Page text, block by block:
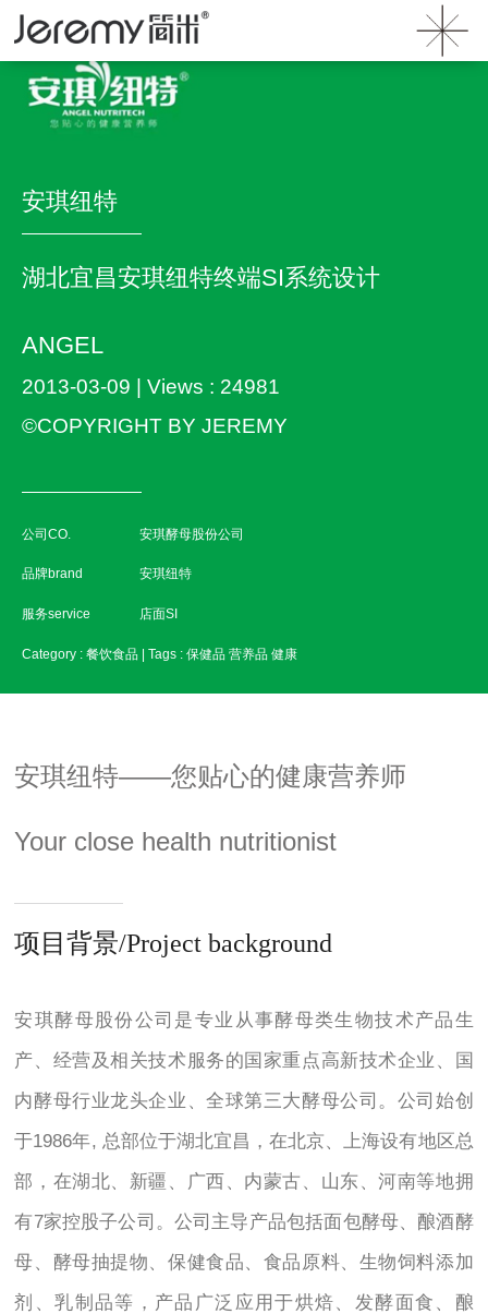
》 安琪纽特
安琪纽特
湖北宜昌安琪纽特终端SI系统设计
ANGEL
2013-03-09 | Views : 24981
©COPYRIGHT BY JEREMY
公司CO. 安琪酵母股份公司
品牌brand 安琪纽特
服务service 店面SI
Category : 餐饮食品 | Tags : 保健品 营养品 健康
安琪纽特——您贴心的健康营养师
Your close health nutritionist
项目背景/Project background
安琪酵母股份公司是专业从事酵母类生物技术产品生
产、经营及相关技术服务的国家重点高新技术企业、国
内酵母行业龙头企业、全球第三大酵母公司。公司始创
于1986年, 总部位于湖北宜昌，在北京、上海设有地区总
部，在湖北、新疆、广西、内蒙古、山东、河南等地拥
有7家控股子公司。公司主导产品包括面包酵母、酿酒酵
母、酵母抽提物、保健食品、食品原料、生物饲料添加
剂、乳制品等，产品广泛应用于烘焙、发酵面食、酿